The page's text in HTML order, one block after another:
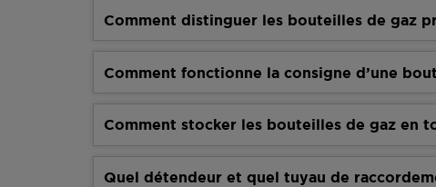
Comment distinguer les bouteilles de gaz
Comment fonctionne la consigne d’une
Comment stocker les bouteilles de gaz en
Quel détendeur et quel tuyau de